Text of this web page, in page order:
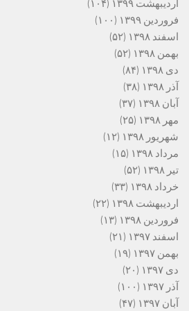
اردیبهشت ۱۳۹۹
(۱۰۴)
فروردین ۱۳۹۹
(۱۰۰)
اسفند ۱۳۹۸
(۵۲)
بهمن ۱۳۹۸
(۵۲)
دی ۱۳۹۸
(۸۴)
آذر ۱۳۹۸
(۳۸)
آبان ۱۳۹۸
(۳۷)
مهر ۱۳۹۸
(۲۵)
شهریور ۱۳۹۸
(۱۲)
مرداد ۱۳۹۸
(۱۵)
تیر ۱۳۹۸
(۵۲)
خرداد ۱۳۹۸
(۳۳)
اردیبهشت ۱۳۹۸
(۲۲)
فروردین ۱۳۹۸
(۱۳)
اسفند ۱۳۹۷
(۲۱)
بهمن ۱۳۹۷
(۱۹)
دی ۱۳۹۷
(۲۰)
آذر ۱۳۹۷
(۱۰۰)
آبان ۱۳۹۷
(۴۷)